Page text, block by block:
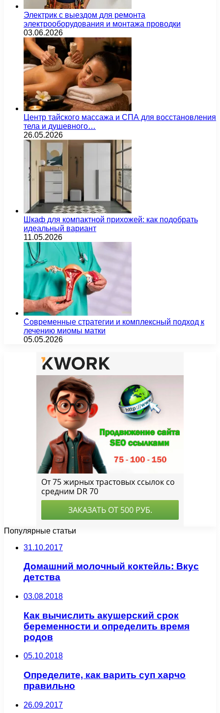
Электрик с выездом для ремонта
электрооборудования и монтажа проводки
03.06.2026
Центр тайского массажа и СПА для восстановления
тела и душевного…
26.05.2026
Шкаф для компактной прихожей: как подобрать
идеальный вариант
11.05.2026
Современные стратегии и комплексный подход к
лечению миомы матки
05.05.2026
Популярные статьи
31.10.2017
Домашний молочный коктейль: Вкус
детства
03.08.2018
Как вычислить акушерский срок
беременности и определить время
родов
05.10.2018
Определите, как варить суп харчо
правильно
26.09.2017